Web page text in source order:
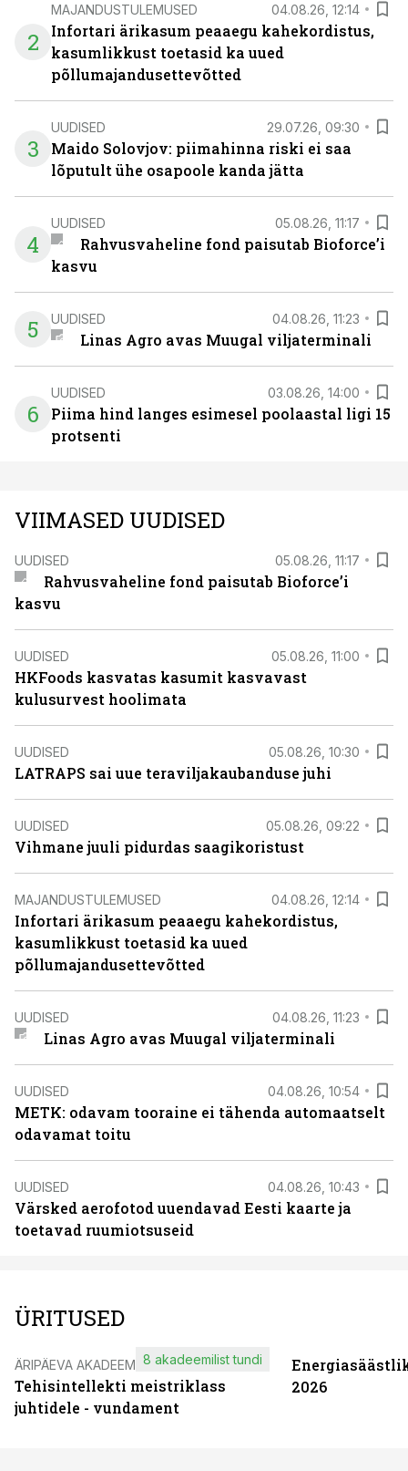
2
MAJANDUSTULEMUSED 04.08.26, 12:14
Infortari ärikasum peaaegu kahekordistus,
kasumlikkust toetasid ka uued
põllumajandusettevõtted
3
UUDISED 29.07.26, 09:30
Maido Solovjov: piimahinna riski ei saa
lõputult ühe osapoole kanda jätta
4
UUDISED 05.08.26, 11:17
Rahvusvaheline fond paisutab Bioforce’i
kasvu
5 UUDISED 04.08.26, 11:23
Linas Agro avas Muugal viljaterminali
6
UUDISED 03.08.26, 14:00
Piima hind langes esimesel poolaastal ligi 15
protsenti
VIIMASED UUDISED
UUDISED 05.08.26, 11:17
Rahvusvaheline fond paisutab Bioforce’i
kasvu
UUDISED 05.08.26, 11:00
HKFoods kasvatas kasumit kasvavast
kulusurvest hoolimata
UUDISED 05.08.26, 10:30
LATRAPS sai uue teraviljakaubanduse juhi
UUDISED 05.08.26, 09:22
Vihmane juuli pidurdas saagikoristust
MAJANDUSTULEMUSED 04.08.26, 12:14
Infortari ärikasum peaaegu kahekordistus,
kasumlikkust toetasid ka uued
põllumajandusettevõtted
UUDISED 04.08.26, 11:23
Linas Agro avas Muugal viljaterminali
UUDISED 04.08.26, 10:54
METK: odavam tooraine ei tähenda automaatselt
odavamat toitu
UUDISED 04.08.26, 10:43
Värsked aerofotod uuendavad Eesti kaarte ja
toetavad ruumiotsuseid
ÜRITUSED
ÄRIPÄEVA AKADEEMIA
Tehisintellekti meistriklass
juhtidele - vundament
8 akadeemilist tundi
2026